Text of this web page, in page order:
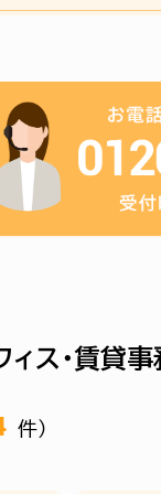
ス・賃貸
件）